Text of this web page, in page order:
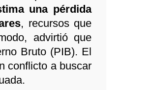
una pérdida
, recursos que
advirtió que
Bruto (PIB). El
conflicto a buscar